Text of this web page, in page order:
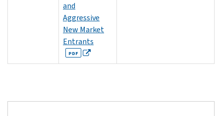
and
Aggressive
New Market
Entrants
PDF